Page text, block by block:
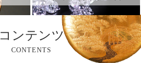
コンテンツ
CONTENTS